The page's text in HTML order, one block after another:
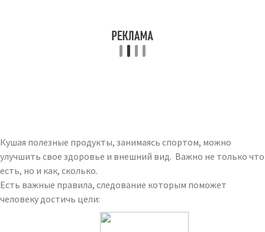
Кушая полезные продукты, занимаясь спортом, можно
улучшить свое здоровье и внешний вид. Важно не только что
есть, но и как, сколько.
Есть важные правила, следование которым поможет
человеку достичь цели: